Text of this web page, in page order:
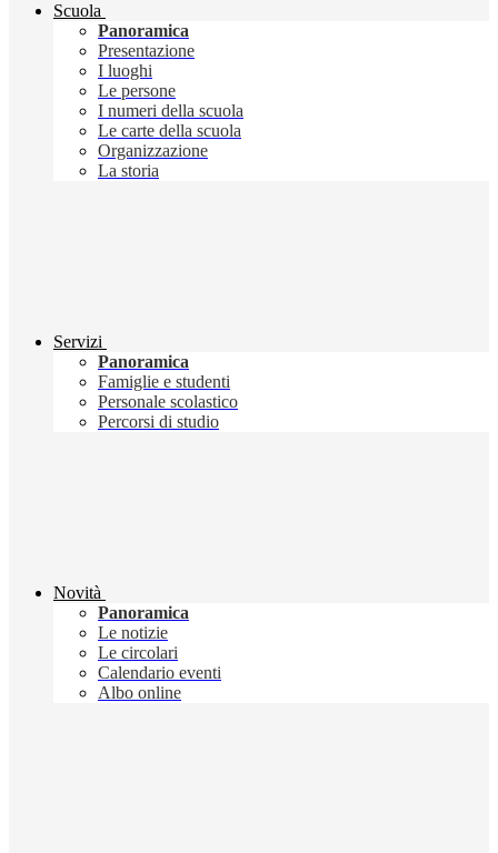
Scuola
Panoramica
Presentazione
I luoghi
Le persone
I numeri della scuola
Le carte della scuola
Organizzazione
La storia
Servizi
Panoramica
Famiglie e studenti
Personale scolastico
Percorsi di studio
Novità
Panoramica
Le notizie
Le circolari
Calendario eventi
Albo online